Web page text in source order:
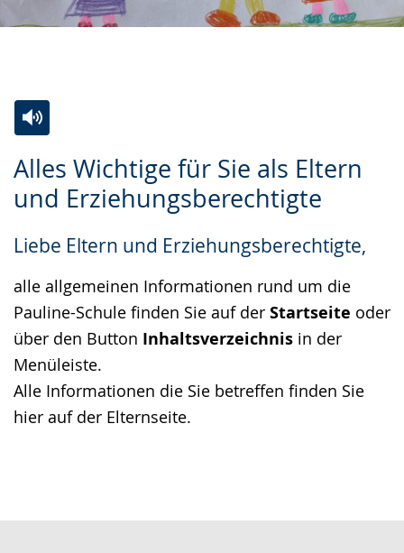
Alles Wichtige für Sie als Eltern
und Erziehungsberechtigte
Liebe Eltern und Erziehungsberechtigte,
alle allgemeinen Informationen rund um die
Pauline-Schule finden Sie auf der Startseite oder
über den Button Inhaltsverzeichnis in der
Menüleiste.
Alle Informationen die Sie betreffen finden Sie
hier auf der Elternseite.
Leichten
Sprache
Audio-
Unterstützung.
Video
in
Gebärdensprache
wird
angezeigt.